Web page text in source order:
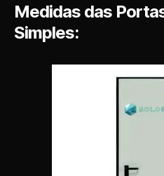
Medidas das
Simples: